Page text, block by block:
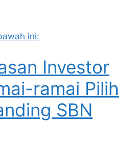
ini:
Investor
ramai Pilih
SBN